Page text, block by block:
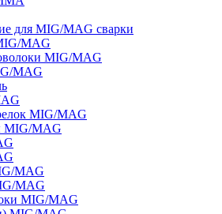
для MIG/MAG сварки
MAG
MIG/MAG
MAG
MIG/MAG
MIG/MAG
MAG
MAG
MIG/MAG